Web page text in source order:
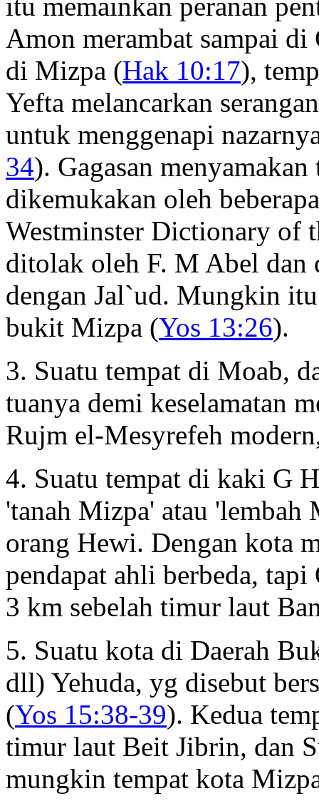
itu memainkan peranan
Amon merambat sampai
di Mizpa (Hak 10:17),
Yefta melancarkan
untuk menggenapi
34). Gagasan
dikemukakan oleh
Westminster Dictionary of
ditolak oleh F. M Abel dan
dengan Jal`ud. Mungkin
bukit Mizpa (Yos 13:26).
3. Suatu tempat di Moab,
tuanya demi keselamatan
Rujm el-Mesyrefeh
4. Suatu tempat di kaki G
'tanah Mizpa' atau
orang Hewi. Dengan kota
pendapat ahli berbeda,
3 km sebelah timur laut
5. Suatu kota di Daerah
dll) Yehuda, yg disebut
(Yos 15:38-39). Kedua
timur laut Beit Jibrin, dan
mungkin tempat kota